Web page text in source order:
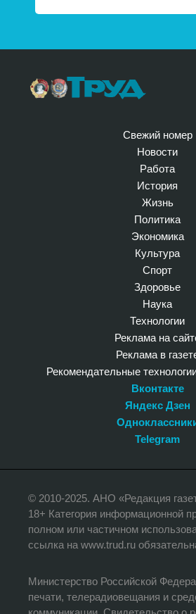
Свежий номер
Новости
Работа
История
Жизнь
Политика
Экономика
Культура
Спорт
Здоровье
Наука
Технологии
Реклама на
Реклама в
Рекомендательные
Вконтакте
Яндекс Дзен
Telegram
© 2010-2025. АНО «Редакция
18+ Категория информационной
полном или частичном
ссылка на www.trud.ru
Министерство Российской
печати, телерадиовещания и